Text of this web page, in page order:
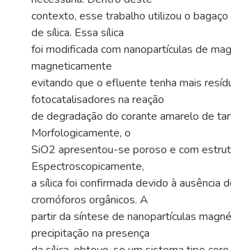
contexto, esse trabalho utilizou o
de sílica. Essa sílica
foi modificada com nanopartículas de
magneticamente
evitando que o efluente tenha mais
fotocatalisadores na reação
de degradação do corante amarelo de
Morfologicamente, o
SiO2 apresentou-se poroso e com
Espectroscopicamente,
a sílica foi confirmada devido à ausência
cromóforos orgânicos. A
partir da síntese de nanopartículas
precipitação na presença